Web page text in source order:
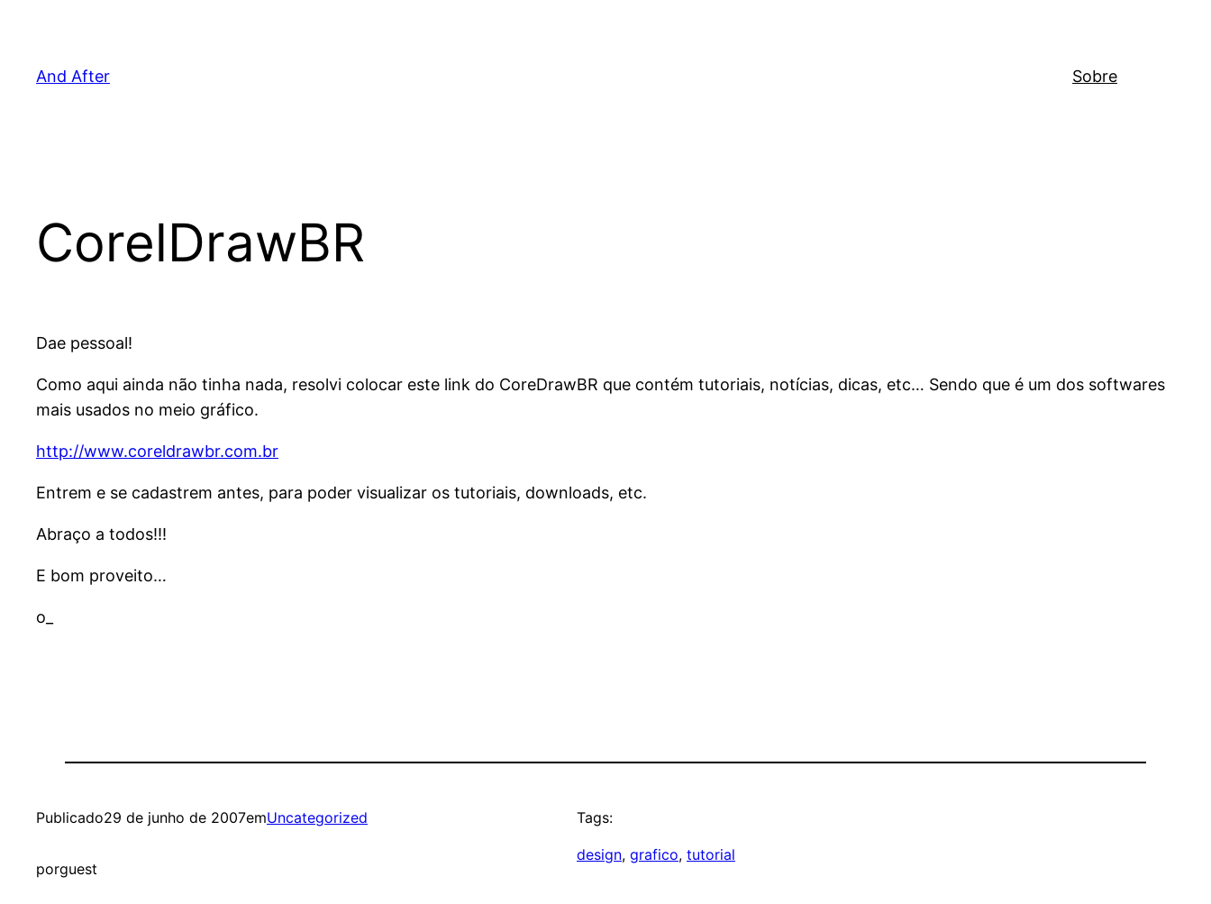
And After Sobre
CorelDrawBR
Dae pessoal!
Como aqui ainda não tinha nada, resolvi colocar este link do CoreDrawBR que contém tutoriais, notícias, dicas, etc… Sendo que é um dos softwares
mais usados no meio gráfico.
http://www.coreldrawbr.com.br
Entrem e se cadastrem antes, para poder visualizar os tutoriais, downloads, etc.
Abraço a todos!!!
E bom proveito…
o_
Publicado29 de junho de 2007emUncategorized
porguest
Tags:
design, grafico, tutorial